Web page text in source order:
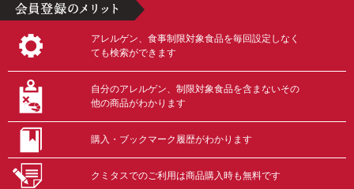
アレルゲン、食事制限対象食品を毎回設定しなく
ても検索ができます
自分のアレルゲン、制限対象食品を含まないその
他の商品がわかります
購入・ブックマーク履歴がわかります
クミタスでのご利用は商品購入時も無料です